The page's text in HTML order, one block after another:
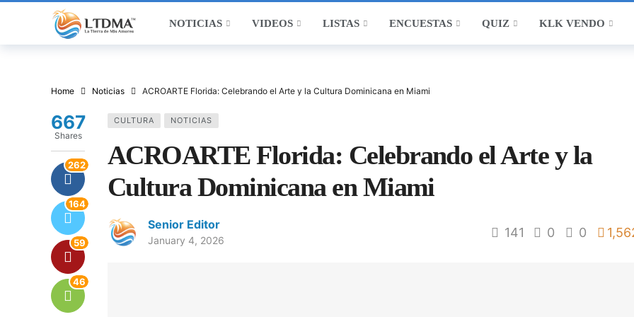
NOTICIAS VIDEOS LISTAS ENCUESTAS QUIZ KLK VENDO
Home Noticias ACROARTE Florida: Celebrando el Arte y la Cultura Dominicana en Miami
CULTURA NOTICIAS
ACROARTE Florida: Celebrando el Arte y la
Cultura Dominicana en Miami
Senior Editor
January 4, 2026
141 0 0
667
Shares
262
164
59
46